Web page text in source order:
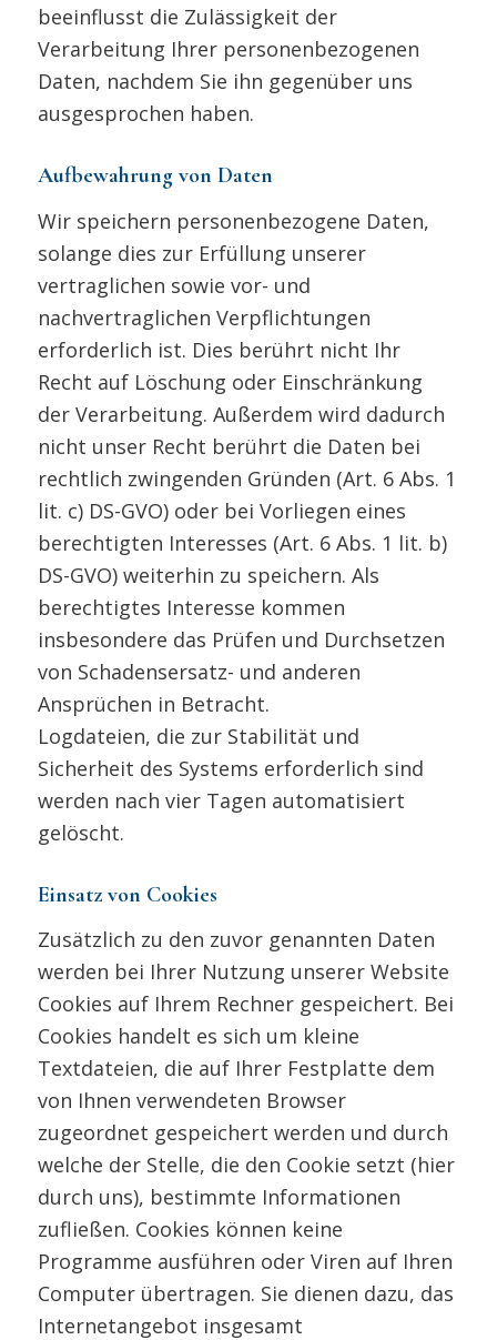
beeinflusst die Zulässigkeit der
Verarbeitung Ihrer personenbezogenen
Daten, nachdem Sie ihn gegenüber uns
ausgesprochen haben.
Aufbewahrung von Daten
Wir speichern personenbezogene Daten,
solange dies zur Erfüllung unserer
vertraglichen sowie vor- und
nachvertraglichen Verpflichtungen
erforderlich ist. Dies berührt nicht Ihr
Recht auf Löschung oder Einschränkung
der Verarbeitung. Außerdem wird dadurch
nicht unser Recht berührt die Daten bei
rechtlich zwingenden Gründen (Art. 6 Abs. 1
lit. c) DS-GVO) oder bei Vorliegen eines
berechtigten Interesses (Art. 6 Abs. 1 lit. b)
DS-GVO) weiterhin zu speichern. Als
berechtigtes Interesse kommen
insbesondere das Prüfen und Durchsetzen
von Schadensersatz- und anderen
Ansprüchen in Betracht.
Logdateien, die zur Stabilität und
Sicherheit des Systems erforderlich sind
werden nach vier Tagen automatisiert
gelöscht.
Einsatz von Cookies
Zusätzlich zu den zuvor genannten Daten
werden bei Ihrer Nutzung unserer Website
Cookies auf Ihrem Rechner gespeichert. Bei
Cookies handelt es sich um kleine
Textdateien, die auf Ihrer Festplatte dem
von Ihnen verwendeten Browser
zugeordnet gespeichert werden und durch
welche der Stelle, die den Cookie setzt (hier
durch uns), bestimmte Informationen
zufließen. Cookies können keine
Programme ausführen oder Viren auf Ihren
Computer übertragen. Sie dienen dazu, das
Internetangebot insgesamt